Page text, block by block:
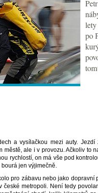
lety
po
a vysílačkou mezi auty.
městě, ale i v provozu. Ačkoliv to
rychlostí, on má vše pod
jen výjimečně.
pro zábavu nebo jako dopravní
české metropoli. Není tedy